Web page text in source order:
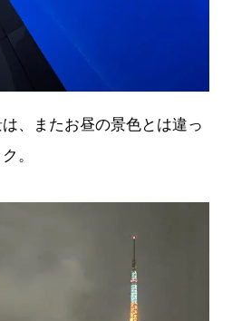
、またお昼の景色とは違っ
。